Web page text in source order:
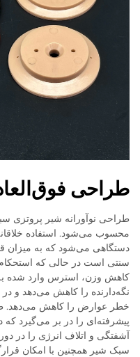
طراحی
طراحی نوآورانه شیر پروتزی
محسوب می‌شود. استفاده
دستگاهی می‌شود که به میزان
سنتی است در حالی که
کاهش وزن، استرس وارد شده
نگه‌دارنده را کاهش می‌دهد و در
خطر عوارض را کاهش می‌دهد.
پیشرفته‌ای را در بر می‌گیرد که
آشفتگی و اتلاف انرژی را در
سبک شیر همچنین با امکان